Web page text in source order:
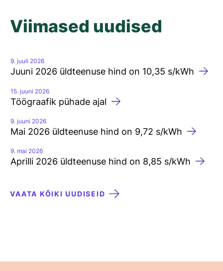
Viimased uudised
9. juuli 2026
Juuni 2026 üldteenuse hind on 10,35 s/kWh
15. juuni 2026
Töögraafik pühade ajal
9. juuni 2026
Mai 2026 üldteenuse hind on 9,72 s/kWh
9. mai 2026
Aprilli 2026 üldteenuse hind on 8,85 s/kWh
VAATA KÕIKI UUDISEID